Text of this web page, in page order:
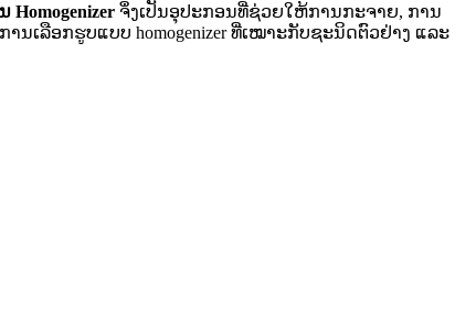
Homogenizer ຈຶ່ງເປັນອຸປະກອນທີ່ຊ່ວຍໃຫ້ການກະຈາຍ, ການ
ເລືອກຮູບແບບ homogenizer ທີ່ເໝາະກັບຊະນິດຕົວຢ່າງ ແລະ